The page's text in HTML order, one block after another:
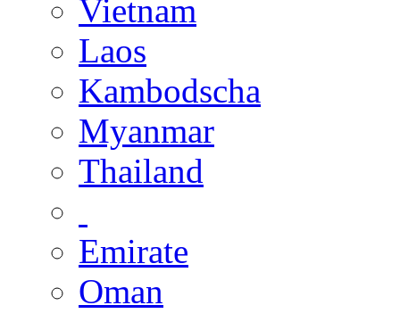
Vietnam
Laos
Kambodscha
Myanmar
Thailand
Emirate
Oman